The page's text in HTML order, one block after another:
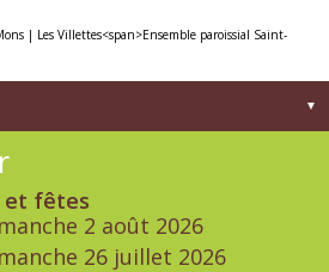
et fêtes
2 août 2026
26 juillet 2026